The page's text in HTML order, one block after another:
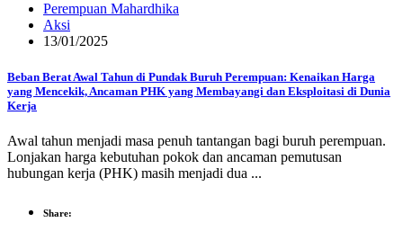
Perempuan Mahardhika
Aksi
13/01/2025
Beban Berat Awal Tahun di Pundak Buruh Perempuan: Kenaikan Harga
yang Mencekik, Ancaman PHK yang Membayangi dan Eksploitasi di Dunia
Kerja
Awal tahun menjadi masa penuh tantangan bagi buruh perempuan.
Lonjakan harga kebutuhan pokok dan ancaman pemutusan
hubungan kerja (PHK) masih menjadi dua ...
Share: